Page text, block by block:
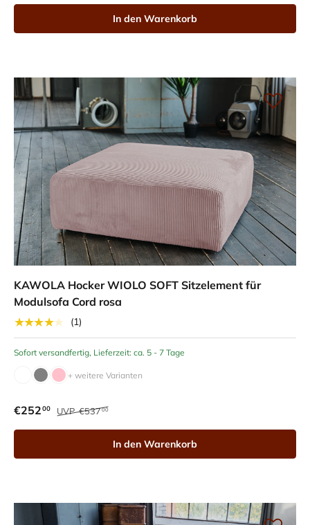
In den Warenkorb
KAWOLA Hocker WIOLO SOFT Sitzelement für
Modulsofa Cord rosa
★★★★★
(1)
Sofort versandfertig, Lieferzeit: ca. 5 - 7 Tage
+ weitere Varianten
€25200 UVP€53700
In den Warenkorb